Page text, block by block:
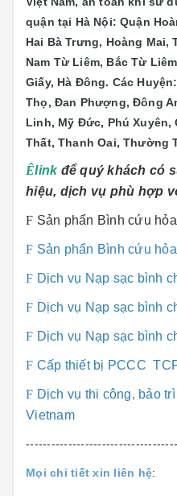
quận tại Hà Nội: Quận
Hai Bà Trưng, Hoàng Mai,
Nam Từ Liêm, Bắc Từ
Giấy, Hà Đông. Các
Thọ, Đan Phượng, Đông
Linh, Mỹ Đức, Phú Xuyên,
Thất, Thanh Oai, Thường
Êlink để quý khách có
hiệu, dịch vụ phù hợp
F Sản phẩn Bình cứu
F Sản phẩn Bình cứu
F Dịch vụ Nạp sạc bình
F Dịch vụ Nạp sạc bình
F Dịch vụ Nạp sạc bình
F Cấp thiết bị PCCC
F Dịch vụ thi công, bảo
Vietnam
Mọi chi tiết xin liên hệ: